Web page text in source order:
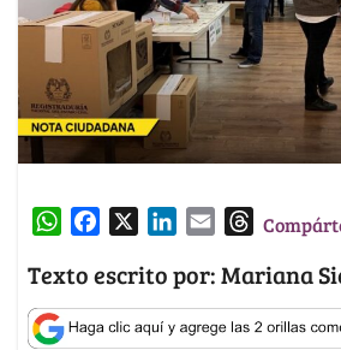
W
a
t
s
c
e
b
n
k
e
a
i
l
T
r
e
a
Texto escrito por: Mariana